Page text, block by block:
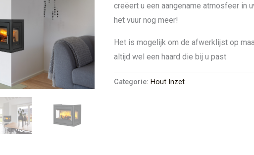
creëert u een aangename atmosfeer in
het vuur nog meer!
Het is mogelijk om de afwerklijst op
altijd wel een haard die bij u past
Categorie: Hout Inzet